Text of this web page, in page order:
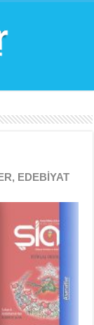
, EDEBİYAT